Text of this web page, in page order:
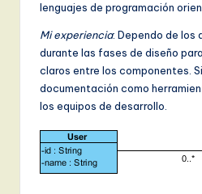
lenguajes de programación
Mi experiencia: Dependo de los
durante las fases de diseño
claros entre los componentes.
documentación como
los equipos de desarrollo.